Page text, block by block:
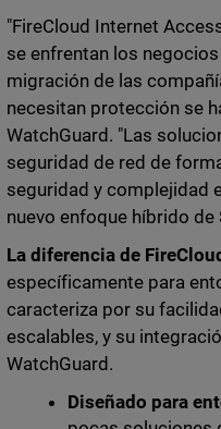
"FireCloud Internet
se enfrentan los
migración de las
necesitan protección se
WatchGuard. "Las
seguridad de red de
seguridad y complejidad
nuevo enfoque híbrido de
La diferencia de
específicamente para
caracteriza por su
escalables, y su
WatchGuard.
Diseñado para